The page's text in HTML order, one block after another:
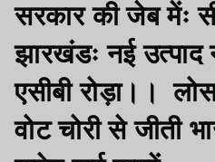
सरकार की जेब मेंः
झारखंडः नई उत्पाद
एसीबी रोड़ा।।
वोट चोरी से जीती